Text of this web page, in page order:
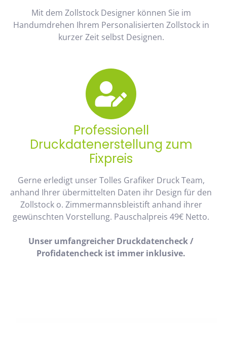
Mit dem Zollstock Designer können Sie im
Handumdrehen Ihrem Personalisierten Zollstock in
kurzer Zeit selbst Designen.
Professionell
Druckdatenerstellung zum
Fixpreis
Gerne erledigt unser Tolles Grafiker Druck Team,
anhand Ihrer übermittelten Daten ihr Design für den
Zollstock o. Zimmermannsbleistift anhand ihrer
gewünschten Vorstellung. Pauschalpreis 49€ Netto.
Unser umfangreicher Druckdatencheck /
Profidatencheck ist immer inklusive.